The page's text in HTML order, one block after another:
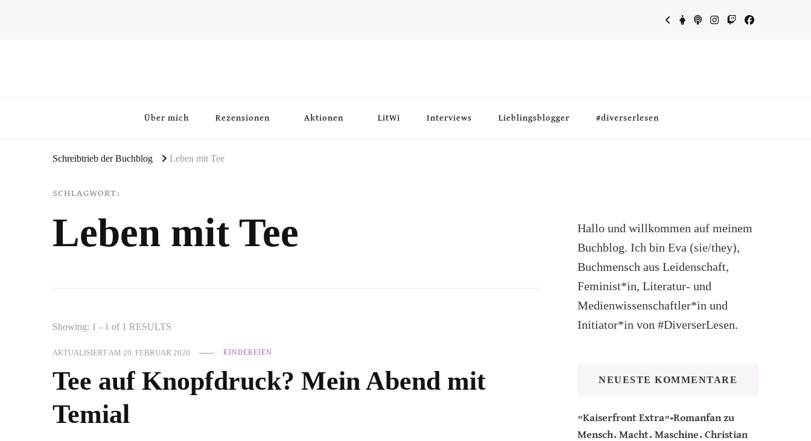
Über mich Rezensionen Aktionen LitWi Interviews Lieblingsblogger #diverserlesen
Schreibtrieb der Buchblog Leben mit Tee
SCHLAGWORT:
Leben mit Tee
Showing: 1 - 1 of 1 RESULTS
AKTUALISIERT AM20. FEBRUAR 2020 KINDEREIEN
Tee auf Knopfdruck? Mein Abend mit
Temial
Hallo und willkommen auf meinem
Buchblog. Ich bin Eva (sie/they),
Buchmensch aus Leidenschaft,
Feminist*in, Literatur- und
Medienwissenschaftler*in und
Initiator*in von #DiverserLesen.
NEUESTE KOMMENTARE
"Kaiserfront Extra"-Romanfan zu
Mensch. Macht. Maschine. Christian